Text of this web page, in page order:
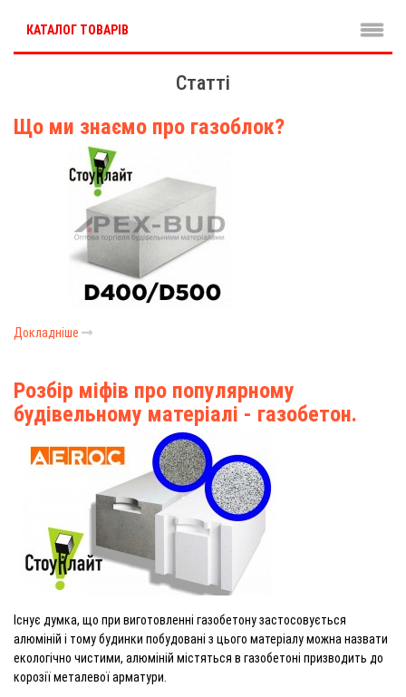
КАТАЛОГ ТОВАРІВ
Статті
Що ми знаємо про газоблок?
Докладніше
Розбір міфів про популярному
будівельному матеріалі - газобетон.
Існує думка, що при виготовленні газобетону застосовується
алюміній і тому будинки побудовані з цього матеріалу можна назвати
екологічно чистими, алюміній містяться в газобетоні призводить до
корозії металевої арматури.